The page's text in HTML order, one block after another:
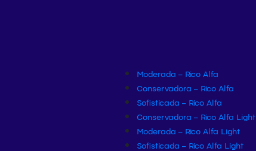
Moderada – Rico Alfa
Conservadora – Rico Alfa
Sofisticada – Rico Alfa
Conservadora – Rico Alfa Light
Moderada – Rico Alfa Light
Sofisticada – Rico Alfa Light